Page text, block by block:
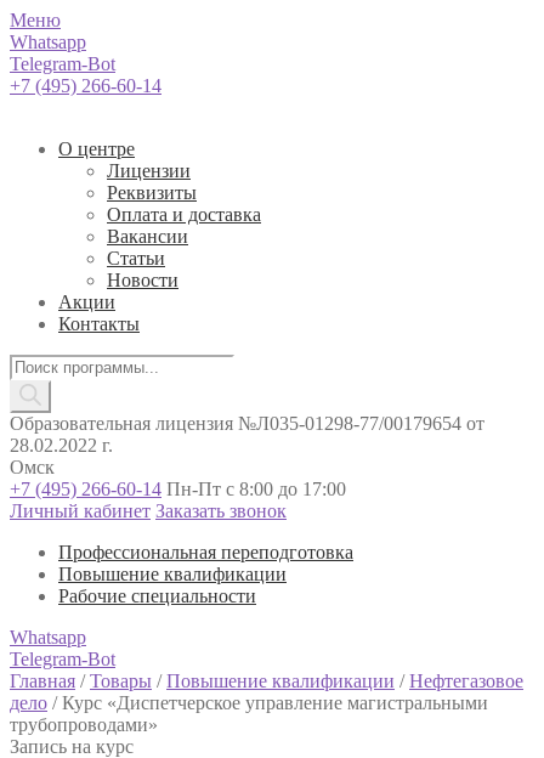
Меню
Whatsapp
Telegram-Bot
+7 (495) 266-60-14
О центре
Лицензии
Реквизиты
Оплата и доставка
Вакансии
Статьи
Новости
Акции
Контакты
Поиск
товаров
Образовательная лицензия №Л035-01298-77/00179654 от
28.02.2022 г.
Омск
+7 (495) 266-60-14 Пн-Пт с 8:00 до 17:00
Личный кабинет Заказать звонок
Профессиональная переподготовка
Повышение квалификации
Рабочие специальности
Whatsapp
Telegram-Bot
Главная /Товары /Повышение квалификации /Нефтегазовое
дело /Курс «Диспетчерское управление магистральными
трубопроводами»
Запись на курс